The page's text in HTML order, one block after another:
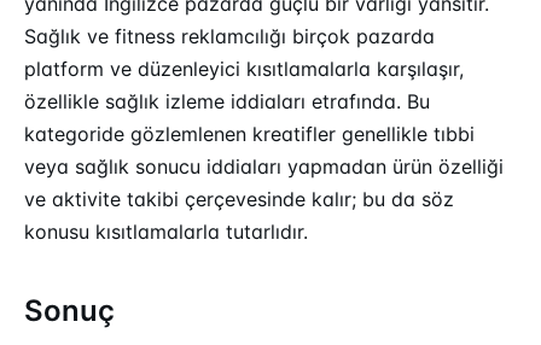
Sağlık ve fitness reklamcılığı birçok pazarda
platform ve düzenleyici kısıtlamalarla karşılaşır,
özellikle sağlık izleme iddiaları etrafında. Bu
kategoride gözlemlenen kreatifler genellikle tıbbi
veya sağlık sonucu iddiaları yapmadan ürün özelliği
ve aktivite takibi çerçevesinde kalır; bu da söz
konusu kısıtlamalarla tutarlıdır.
Sonuç